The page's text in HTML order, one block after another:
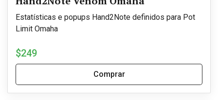
Estatísticas e popups Hand2Note definidos para Pot
Limit Omaha
$249
Comprar